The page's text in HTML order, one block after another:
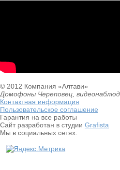
© 2012 Компания «Алтави»
Домофоны Череповец,
Контактная информация
Пользовательское соглашение
Гарантия на все работы
Сайт разработан в студии Grafista
Мы в социальных сетях: